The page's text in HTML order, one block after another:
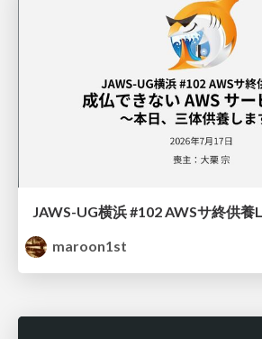
maroon1st